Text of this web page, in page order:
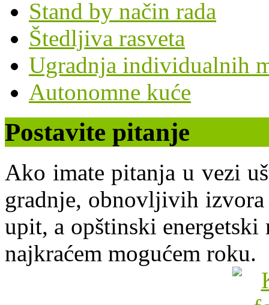
Stand by način rada
Štedljiva rasveta
Ugradnja individualnih
Autonomne kuće
Postavite pitanje
Ako imate pitanja u vezi
gradnje, obnovljivih izvora
upit, a opštinski energetski
najkraćem mogućem roku.